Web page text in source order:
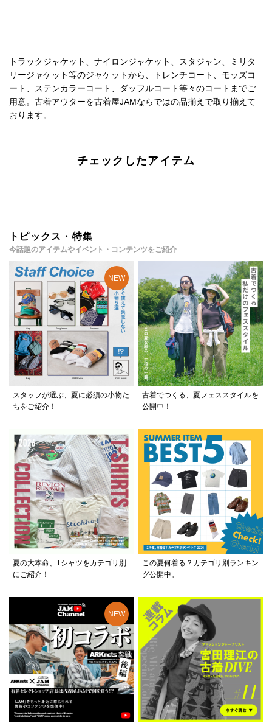
トラックジャケット、ナイロンジャケット、スタジャン、ミリタ
リージャケット等のジャケットから、トレンチコート、モッズコ
ート、ステンカラーコート、ダッフルコート等々のコートまでご
用意。古着アウターを古着屋JAMならではの品揃えで取り揃えて
おります。
チェックしたアイテム
トピックス・特集
今話題のアイテムやイベント・コンテンツをご紹介
スタッフが選ぶ、夏に必須の小物た
ちをご紹介！
古着でつくる、夏フェススタイルを
公開中！
夏の大本命、Tシャツをカテゴリ別
にご紹介！
この夏何着る？カテゴリ別ランキン
グ公開中。